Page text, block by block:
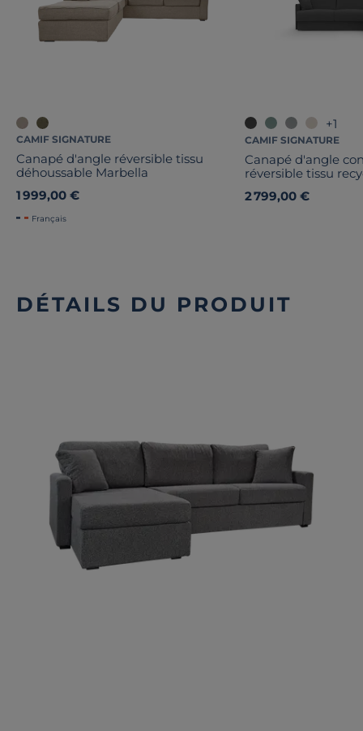
CAMIF SIGNATURE
Canapé d'angle réversible tissu
déhoussable Marbella
1 999,00 €
Français
+1
CAMIF SIGNATURE
Canapé d'angle
réversible tissu
2 799,00 €
DÉTAILS DU PRODUIT